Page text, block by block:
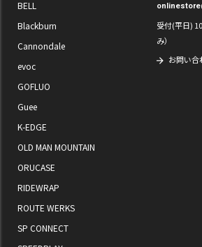
BELL
Blackburn
Cannondale
evoc
GOFLUO
Guee
K-EDGE
OLD MAN MOUNTAIN
ORUCASE
RIDEWRAP
ROUTE WERKS
SP CONNECT
受付(平日)
み）
お問い合